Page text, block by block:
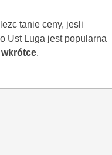
tanie ceny, jesli
Ust Luga jest popularna
.